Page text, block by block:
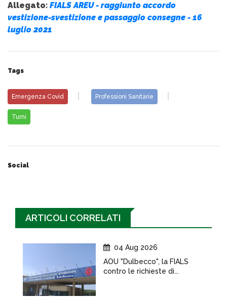
Allegato: FIALS AREU - raggiunto accordo
vestizione-svestizione e passaggio consegne - 16
luglio 2021
Tags
Emergenza Covid Professioni Sanitarie
Turni
Social
ARTICOLI CORRELATI
04 Aug 2026
AOU "Dulbecco", la FIALS
contro le richieste di...